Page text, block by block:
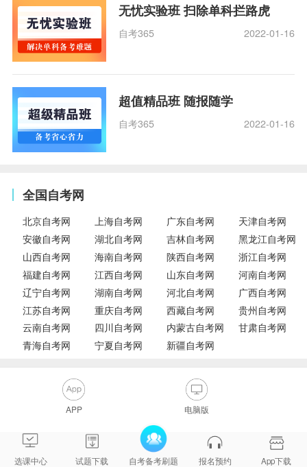
无忧实验班 扫除单科拦路虎
自考365 2022-01-16
超值精品班 随报随学
自考365 2022-01-16
全国自考网
北京自考网 上海自考网 广东自考网
天津自考网
安徽自考网
湖北自考网 吉林自考网
黑龙江自考网
山西自考网
海南自考网 陕西自考网
浙江自考网
福建自考网
江西自考网 山东自考网
河南自考网
辽宁自考网
湖南自考网 河北自考网
广西自考网
江苏自考网
重庆自考网 西藏自考网
贵州自考网
云南自考网
四川自考网 内蒙古自考网
甘肃自考网
青海自考网
宁夏自考网 新疆自考网
APP 电脑版
选课中心 试题下载 自考备考刷题 报名预约 App下载